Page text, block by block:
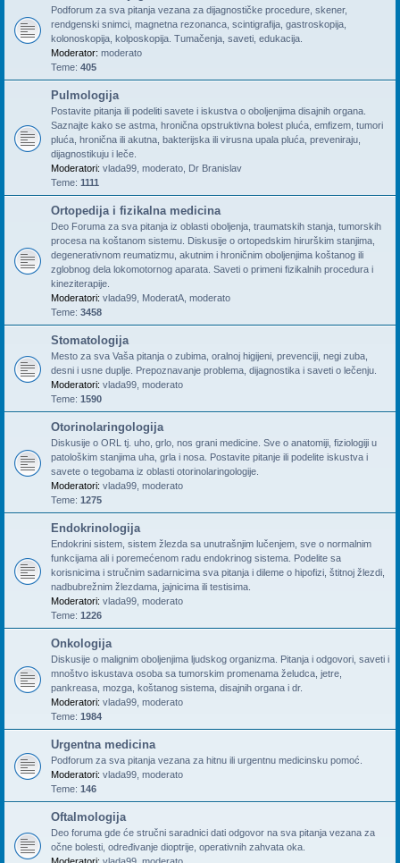
Podforum za sva pitanja vezana za dijagnostičke procedure, skener,
rendgenski snimci, magnetna rezonanca, scintigrafija, gastroskopija,
kolonoskopija, kolposkopija. Tumačenja, saveti, edukacija.
Moderator: moderato
Teme: 405
Pulmologija
Postavite pitanja ili podeliti savete i iskustva o oboljenjima disajnih organa.
Saznajte kako se astma, hronična opstruktivna bolest pluća, emfizem, tumori
pluća, hronična ili akutna, bakterijska ili virusna upala pluća, preveniraju,
dijagnostikuju i leče.
Moderatori: vlada99 moderato Dr Branislav
Teme: 1111
Ortopedija i fizikalna medicina
Deo Foruma za sva pitanja iz oblasti oboljenja, traumatskih stanja, tumorskih
procesa na koštanom sistemu. Diskusije o ortopedskim hirurškim stanjima,
degenerativnom reumatizmu, akutnim i hroničnim oboljenjima koštanog ili
zglobnog dela lokomotornog aparata. Saveti o primeni fizikalnih procedura i
kineziterapije.
Moderatori: vlada99 ModeratA moderato
Teme: 3458
Stomatologija
Mesto za sva Vaša pitanja o zubima, oralnoj higijeni, prevenciji, negi zuba,
desni i usne duplje. Prepoznavanje problema, dijagnostika i saveti o lečenju.
Moderatori: vlada99 moderato
Teme: 1590
Otorinolaringologija
Diskusije o ORL tj. uho, grlo, nos grani medicine. Sve o anatomiji, fiziologiji u
patološkim stanjima uha, grla i nosa. Postavite pitanje ili podelite iskustva i
savete o tegobama iz oblasti otorinolaringologije.
Moderatori: vlada99 moderato
Teme: 1275
Endokrinologija
Endokrini sistem, sistem žlezda sa unutrašnjim lučenjem, sve o normalnim
funkcijama ali i poremećenom radu endokrinog sistema. Podelite sa
korisnicima i stručnim sadarnicima sva pitanja i dileme o hipofizi, štitnoj žlezdi,
nadbubrežnim žlezdama, jajnicima ili testisima.
Moderatori: vlada99 moderato
Teme: 1226
Onkologija
Diskusije o malignim oboljenjima ljudskog organizma. Pitanja i odgovori, saveti i
mnoštvo iskustava osoba sa tumorskim promenama želudca, jetre,
pankreasa, mozga, koštanog sistema, disajnih organa i dr.
Moderatori: vlada99 moderato
Teme: 1984
Urgentna medicina
Podforum za sva pitanja vezana za hitnu ili urgentnu medicinsku pomoć.
Moderatori: vlada99 moderato
Teme: 146
Oftalmologija
Deo foruma gde će stručni saradnici dati odgovor na sva pitanja vezana za
očne bolesti, određivanje dioptrije, operativnih zahvata oka.